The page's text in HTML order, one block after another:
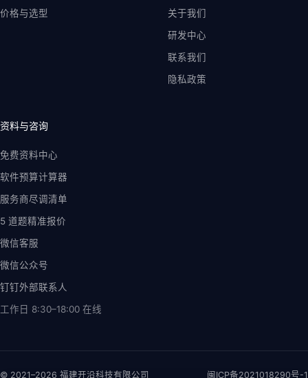
价格与选型
关于我们
研发中心
联系我们
隐私政策
资料与咨询
免费资料中心
软件预算计算器
服务商尽调清单
5 道题精准报价
微信客服
微信公众号
钉钉外部联系人
工作日 8:30–18:00 在线
© 2021–2026 福建开沿科技有限公司 闽ICP备2021018290号-1